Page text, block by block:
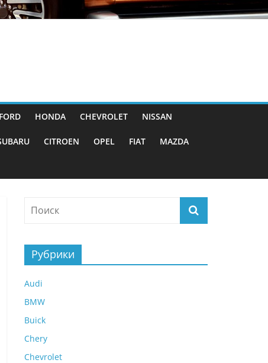
FORD HONDA CHEVROLET NISSAN
CITROEN OPEL FIAT MAZDA
Рубрики
Audi
BMW
Buick
Chery
Chevrolet